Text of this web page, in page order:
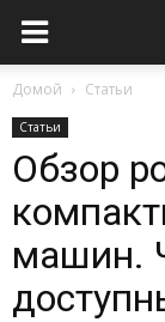
Домой Статьи
Статьи
Обзор
машин.